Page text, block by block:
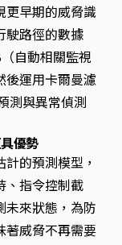
更早期的威脅識
駛路徑的數據
自動相關監視
後運用卡爾曼濾
測與異常偵測
優勢
的預測模型，
、指令控制截
未來狀態，為防
著威脅不再需要